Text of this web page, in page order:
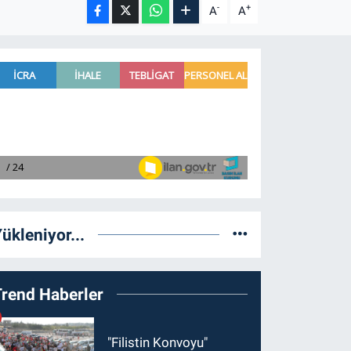
A- A+
Haberler
"Filistin Konvoyu"